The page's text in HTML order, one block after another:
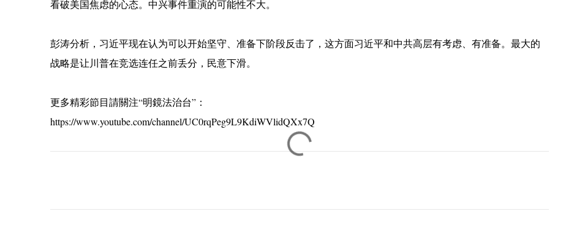
看破美国焦虑的心态。中兴事件重演的可能性不大。
彭涛分析，习近平现在认为可以开始坚守、准备下阶段反击了，这方面习近平和中共高层有考虑、有准备。最大的
战略是让川普在竞选连任之前丢分，民意下滑。
更多精彩節目請關注“明鏡法治台”：
https://www.youtube.com/channel/UC0rqPeg9L9KdiWVlidQXx7Q